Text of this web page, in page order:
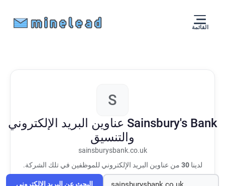
القائمة
S
Sainsbury's Bank عناوين البريد الإلكتروني
والتنسيق
sainsburysbank.co.uk
لدينا30 من عناوين البريد الإلكتروني للموظفين في تلك الشركة.
البحث عن البريد الإلكتروني